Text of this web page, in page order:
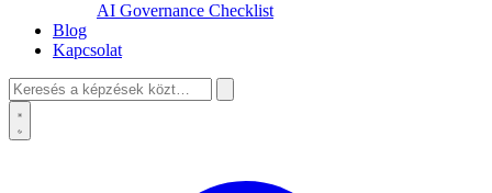
AI Governance Checklist
Blog
Kapcsolat